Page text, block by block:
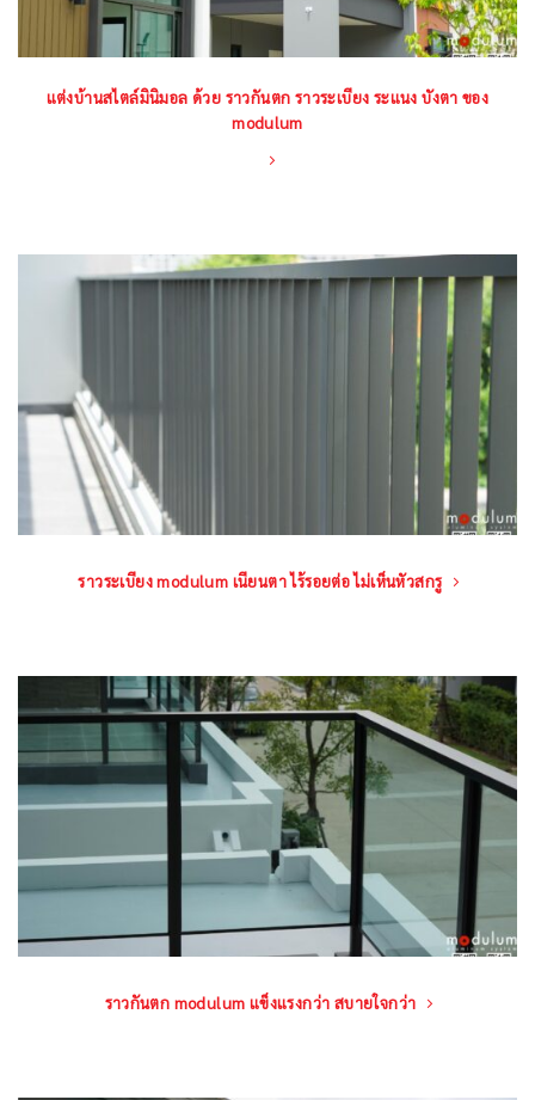
แต่งบ้านสไตล์มินิมอล ด้วย ราวกันตก ราวระเบียง ระแนง บังตา ของ
modulum
ราวระเบียง modulum เนียนตา ไร้รอยต่อ ไม่เห็นหัวสกรู
ราวกันตก modulum แข็งแรงกว่า สบายใจกว่า